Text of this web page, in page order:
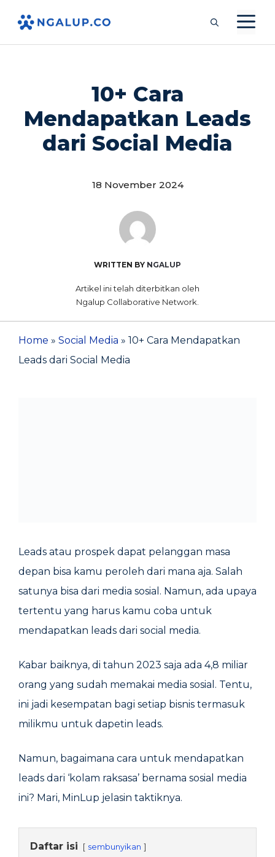
isi
10+ Cara
Mendapatkan Leads
dari Social Media
18 November 2024
WRITTEN BY NGALUP
Artikel ini telah diterbitkan oleh
Ngalup Collaborative Network.
Home » Social Media » 10+ Cara Mendapatkan
Leads dari Social Media
Leads atau prospek dapat pelanggan masa
depan bisa kamu peroleh dari mana aja. Salah
satunya bisa dari media sosial. Namun, ada upaya
tertentu yang harus kamu coba untuk
mendapatkan leads dari social media.
Kabar baiknya, di tahun 2023 saja ada 4,8 miliar
orang yang sudah memakai media sosial. Tentu,
ini jadi kesempatan bagi setiap bisnis termasuk
milikmu untuk dapetin leads.
Namun, bagaimana cara untuk mendapatkan
leads dari ‘kolam raksasa’ bernama sosial media
ini? Mari, MinLup jelasin taktiknya.
Daftar isi sembunyikan